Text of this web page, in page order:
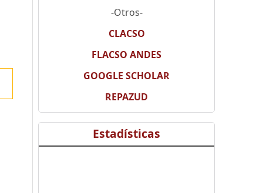
-Otros-
CLACSO
FLACSO ANDES
GOOGLE SCHOLAR
REPAZUD
Estadísticas